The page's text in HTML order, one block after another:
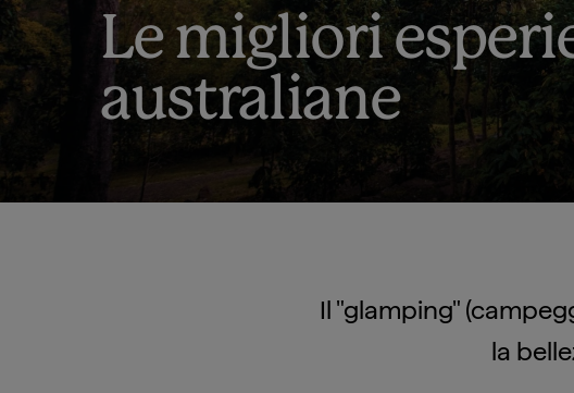
Le migliori
australiane
Il "glamping"
la